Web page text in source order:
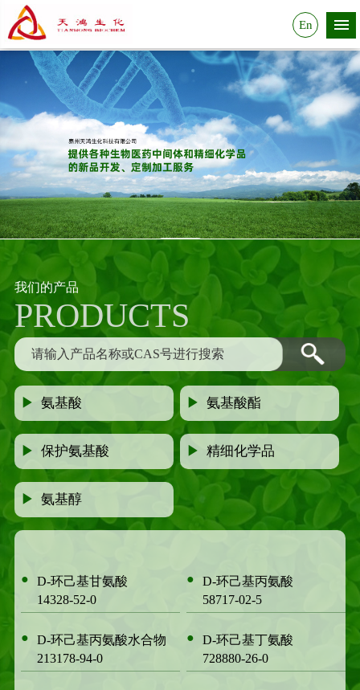
En
我们的产品
PRODUCTS
▶氨基酸 ▶氨基酸酯
▶保护氨基酸 ▶精细化学品
▶氨基醇
●
D-环己基甘氨酸
14328-52-0
●
D-环己基丙氨酸
58717-02-5
●
D-环己基丙氨酸水合物
213178-94-0
●
D-环己基丁氨酸
728880-26-0